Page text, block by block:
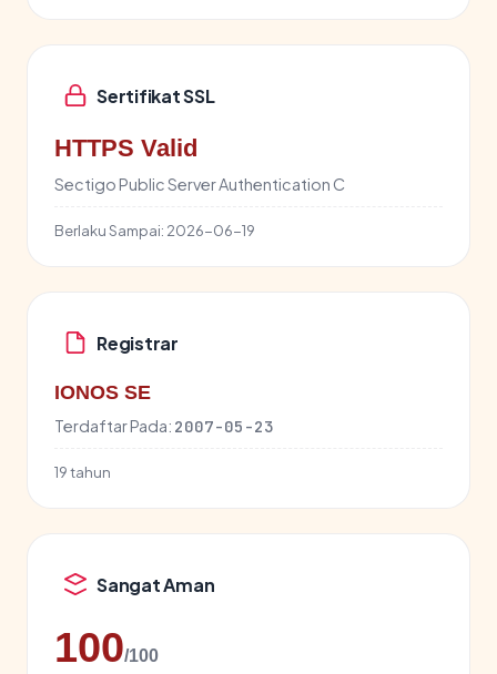
Sertifikat SSL
HTTPS Valid
Sectigo Public Server Authentication C
Berlaku Sampai: 2026-06-19
Registrar
IONOS SE
Terdaftar Pada: 2007-05-23
19 tahun
Sangat Aman
100/100